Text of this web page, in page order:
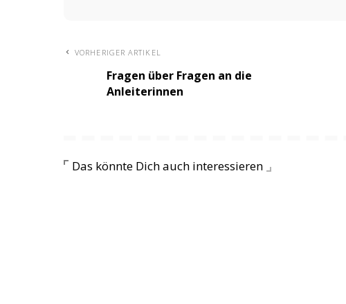
VORHERIGER ARTIKEL
Fragen über Fragen an die
Anleiterinnen
Das könnte Dich auch interessieren